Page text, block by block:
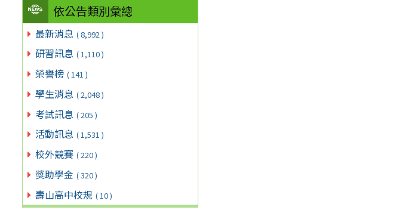
依公告類別彙總
最新消息 ( 8,992 )
研習訊息 ( 1,110 )
榮譽榜 ( 141 )
學生消息 ( 2,048 )
考試訊息 ( 205 )
活動訊息 ( 1,531 )
校外競賽 ( 220 )
獎助學金 ( 320 )
壽山高中校規 ( 10 )